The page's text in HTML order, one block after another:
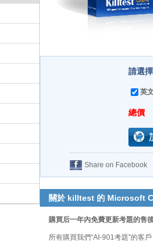
請選
英
總價
Share on Facebook
關於 killtest 的 Microsoft
購買后一年內免費更新考題的售
所有購買我們“AI-901考題”的客